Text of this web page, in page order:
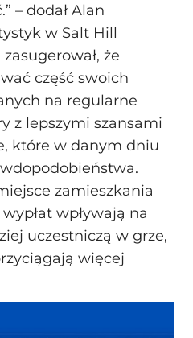
– dodał Alan
w Salt Hill
że
część swoich
na regularne
z lepszymi szansami
które w danym dniu
zamieszkania
wpływają na
uczestniczą w grze,
więcej